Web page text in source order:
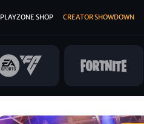
PLAYZONE SHOP CREATOR SHOWDOWN